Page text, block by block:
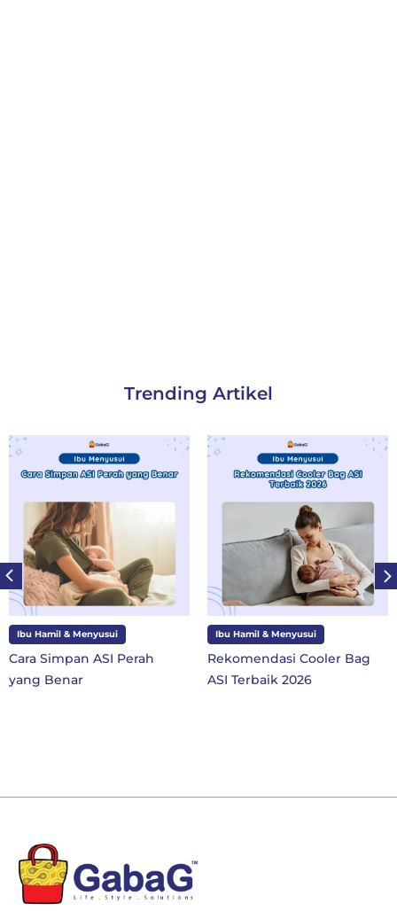
Trending Artikel
Ibu Hamil & Menyusui
Rekomendasi Cooler Bag
ASI Terbaik 2026
Ibu dan Anak
10 Perlengkapan Sekolah
SD Kelas 1 di Tahun Ajaran